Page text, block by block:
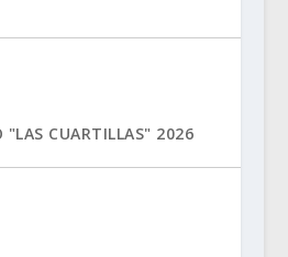
"LAS CUARTILLAS" 2026